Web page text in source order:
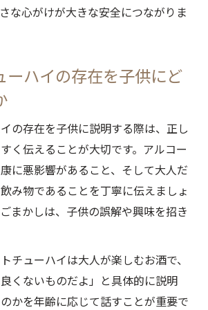
な心がけが大きな安全につながりま
ーハイの存在を子供にど
の存在を子供に説明する際は、正し
く伝えることが大切です。アルコー
に悪影響があること、そして大人だ
み物であることを丁寧に伝えましょ
まかしは、子供の誤解や興味を招き
チューハイは大人が楽しむお酒で、
くないものだよ」と具体的に説明
かを年齢に応じて話すことが重要で